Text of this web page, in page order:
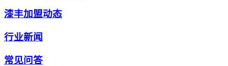
漆丰加盟动态
行业新闻
常见问答